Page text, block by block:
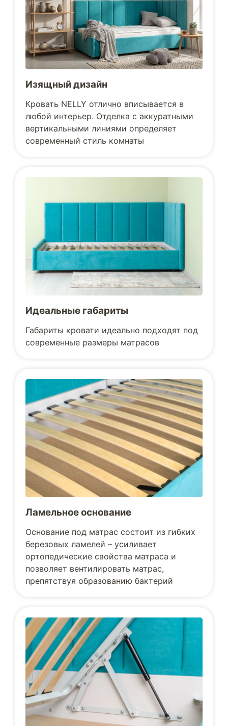
Изящный дизайн
Кровать NELLY отлично вписывается в
любой интерьер. Отделка с аккуратными
вертикальными линиями определяет
современный стиль комнаты
Идеальные габариты
Габариты кровати идеально подходят под
современные размеры матрасов
Ламельное основание
Основание под матрас состоит из гибких
березовых ламелей – усиливает
ортопедические свойства матраса и
позволяет вентилировать матрас,
препятствуя образованию бактерий